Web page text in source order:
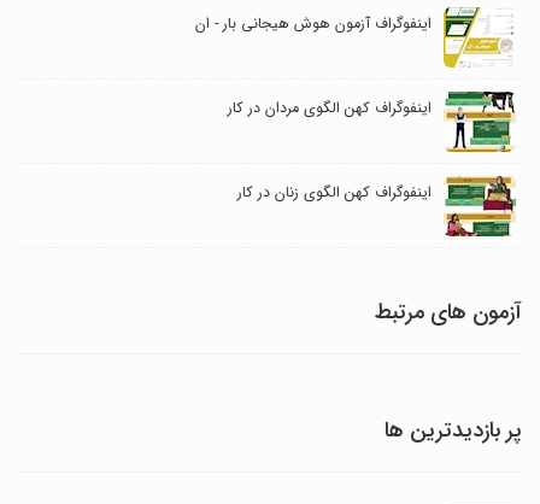
اینفوگراف آزمون هوش هیجانی بار - ان
اینفوگراف کهن الگوی مردان در کار
اینفوگراف کهن الگوی زنان در کار
آزمون های مرتبط
پر بازدیدترین ها